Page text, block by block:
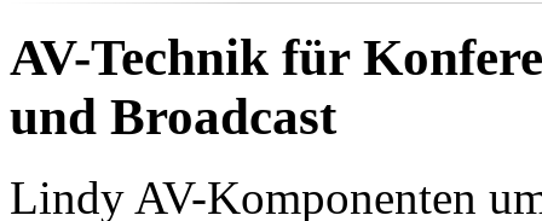
AV-Technik für
und Broadcast
Lindy AV-Komponenten